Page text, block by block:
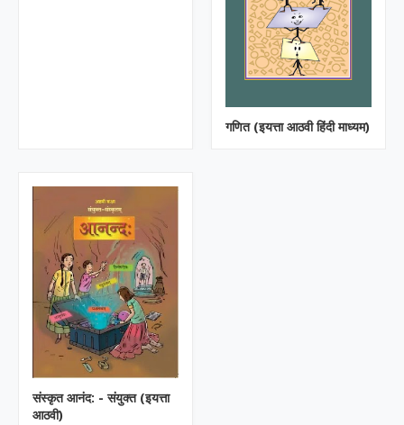
गणित (इयत्ता आठवी हिंदी माध्यम)
संस्कृत आनंद: - संयुक्त (इयत्ता
आठवी)